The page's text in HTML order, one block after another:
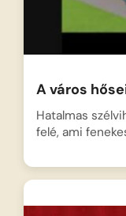
A város
Hatalmas
felé, ami